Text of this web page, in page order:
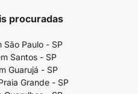
procuradas
São Paulo - SP
Santos - SP
Guarujá - SP
Grande - SP